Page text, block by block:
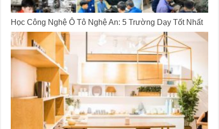
Học Công Nghệ Ô Tô Nghệ An: 5 Trường Dạy Tốt Nhất